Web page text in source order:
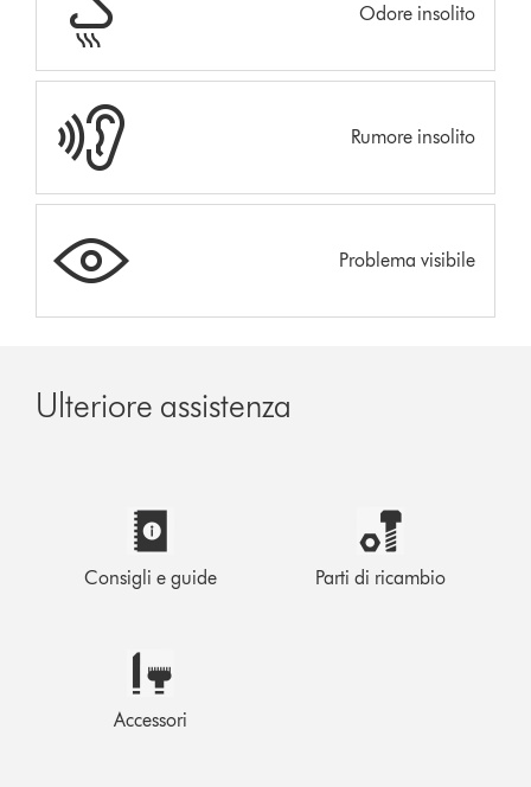
Odore insolito
Rumore insolito
Problema visibile
Ulteriore assistenza
Consigli e guide Parti di ricambio
Accessori